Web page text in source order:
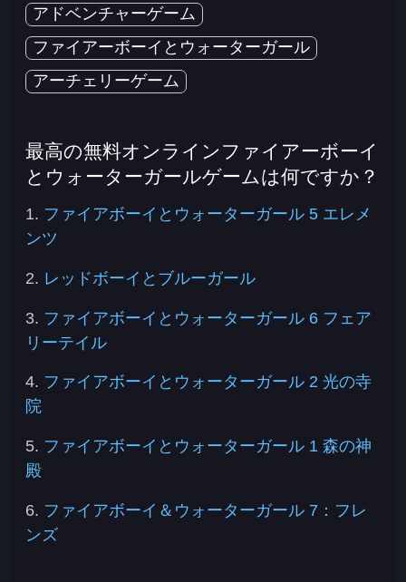
アドベンチャーゲーム
ファイアーボーイとウォーターガール
アーチェリーゲーム
最高の無料オンラインファイアーボーイ
とウォーターガールゲームは何ですか？
1. ファイアボーイとウォーターガール 5 エレメ
ンツ
2. レッドボーイとブルーガール
3. ファイアボーイとウォーターガール 6 フェア
リーテイル
4. ファイアボーイとウォーターガール 2 光の寺
院
5. ファイアボーイとウォーターガール 1 森の神
殿
6. ファイアボーイ＆ウォーターガール 7：フレ
ンズ